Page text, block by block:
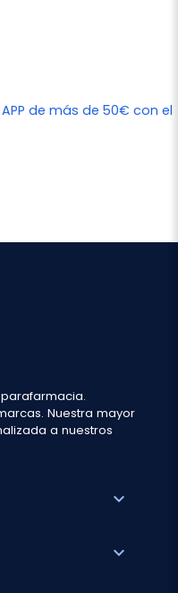
de más de 50€ con el
Nuestra mayor
a nuestros
expand_more
expand_more